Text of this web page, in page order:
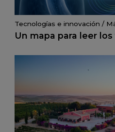
Tecnologías e innovación /
Un mapa para leer